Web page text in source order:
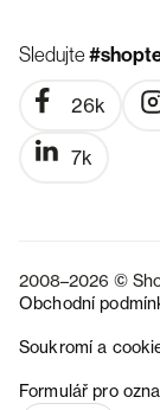
Sledujte
26k
7k
2008–2026 ©
Obchodní
Soukromí a
Formulář pro